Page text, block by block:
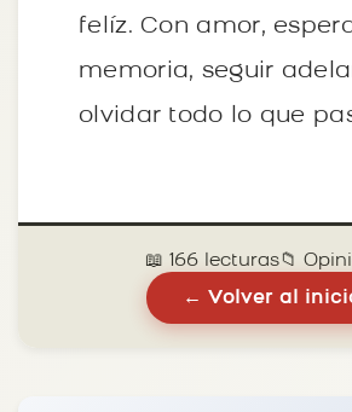
felíz. Con amor,
memoria, seguir
olvidar todo lo que
📖 166 lecturas📁
← Volver al